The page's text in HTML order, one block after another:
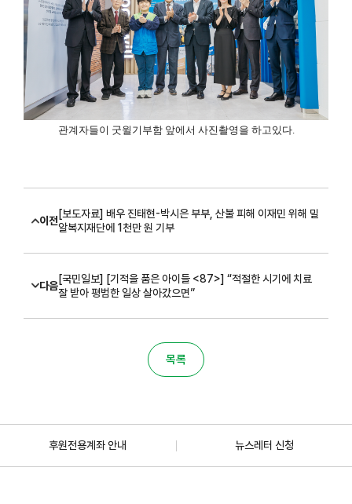
관계자들이 굿윌기부함 앞에서 사진촬영을 하고있다.
이전
[보도자료] 배우 진태현-박시은 부부, 산불 피해 이재민 위해 밀
알복지재단에 1천만 원 기부
다음
[국민일보] [기적을 품은 아이들 <87>] “적절한 시기에 치료
잘 받아 평범한 일상 살아갔으면”
목록
후원전용계좌 안내 뉴스레터 신청